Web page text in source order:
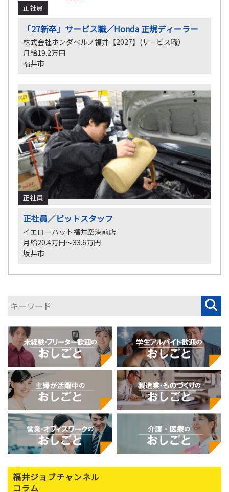
正社員
「27新卒」サービス職／Honda 正規ディーラー
株式会社ホンダベルノ福井【2027】(サービス職）
月給19.2万円
福井市
正社員
正社員／ピットスタッフ
イエローハット福井空港前店
月給20.4万円～33.6万円
坂井市
福井ジョブチャンネル
コラム